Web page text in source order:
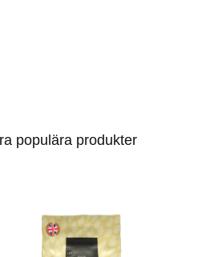
populära produkter